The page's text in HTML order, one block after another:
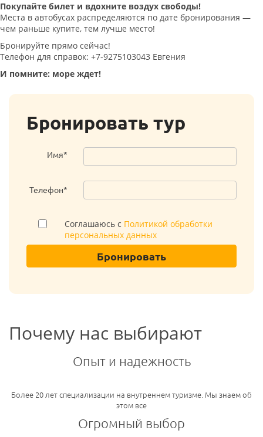
Покупайте билет и вдохните воздух свободы!
Места в автобусах распределяются по дате бронирования —
чем раньше купите, тем лучше место!
Бронируйте прямо сейчас!
Телефон для справок: +7-9275103043 Евгения
И помните: море ждет!
Бронировать тур
Имя*
Телефон*
Соглашаюсь с Политикой обработки
персональных данных
Бронировать
Почему нас выбирают
Опыт и надежность
Более 20 лет специализации на внутреннем туризме. Мы знаем об
этом все
Огромный выбор